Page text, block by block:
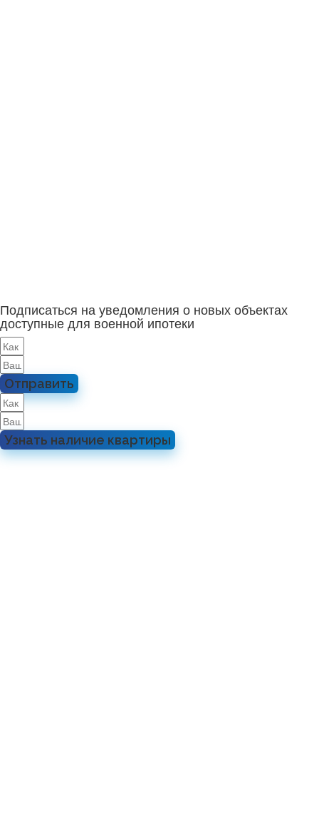
Подписаться на уведомления о новых объектах
доступные для военной ипотеки
Отправить
Узнать наличие квартиры